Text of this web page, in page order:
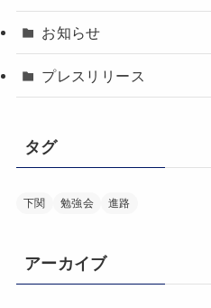
お知らせ
プレスリリース
タグ
下関 勉強会 進路
アーカイブ